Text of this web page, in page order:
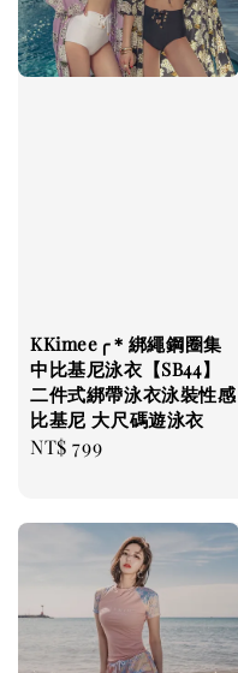
KKimee╭＊綁繩鋼圈集
中比基尼泳衣【SB44】
二件式綁帶泳衣泳裝性感
比基尼 大尺碼遊泳衣
Regular
NT$ 799